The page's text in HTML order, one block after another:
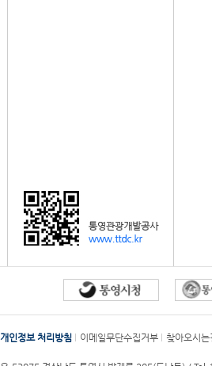
개인정보 처리방침 이메일무단수집거부 찾아오시는